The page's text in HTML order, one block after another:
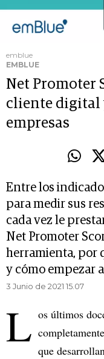
emblue
EMBLUE
Net Promoter
cliente digital
empresas
Entre los
para medir sus
cada vez le
Net Promoter
herramienta, por
y cómo empezar
3 Junio de 2021 15.07
L os últimos
que